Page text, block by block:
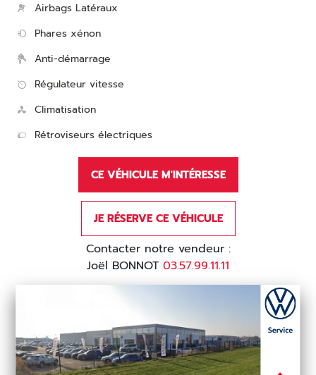
Airbags Latéraux
Phares xénon
Anti-démarrage
Régulateur vitesse
Climatisation
Rétroviseurs électriques
CE VÉHICULE M'INTÉRESSE
JE RÉSERVE CE VÉHICULE
Contacter notre vendeur :
Joël BONNOT 03.57.99.11.11